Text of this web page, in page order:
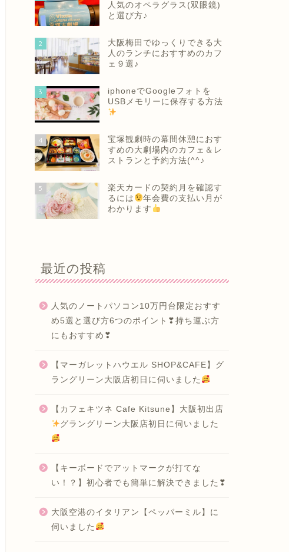
人気のオペラグラス(双眼鏡)
と選び方♪
2
大阪梅田でゆっくりできる大
人のランチにおすすめのカフ
ェ９選♪
3
iphoneでGoogleフォトを
USBメモリーに保存する方法
4
宝塚観劇時の幕間休憩におす
すめの大劇場内のカフェ＆レ
ストランと予約方法(^^♪
5
楽天カードの契約月を確認す
るには
年会費の支払い月が
わかります
最近の投稿
人気のノートパソコン10万円台限定おすす
め5選と選び方6つのポイント❣持ち運ぶ方
にもおすすめ❣
【マーガレットハウエル SHOP&CAFE】グ
ラングリーン大阪店初日に伺いました
【カフェキツネ Cafe Kitsune】大阪初出店
グラングリーン大阪店初日に伺いました
【キーボードでアットマークが打てな
い！？】初心者でも簡単に解決できました❣
大阪空港のイタリアン【ペッパーミル】に
伺いました